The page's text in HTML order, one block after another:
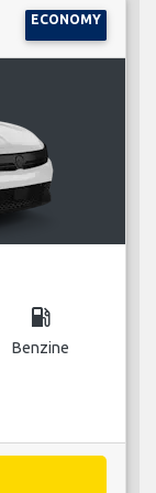
ECONOMY
local_gas_station
Benzine